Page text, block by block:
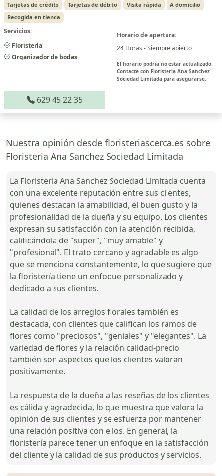
Tarjetas de crédito
Tarjetas de débito Visita rápida
A domicilio
Recogida en tienda
Servicios:
Floristería
Organizador de bodas
Horario de apertura:
24 Horas - Siempre abierto
El horario podría no estar actualizado.
Contacte con Floristeria Ana Sanchez
Sociedad Limitada para asegurarse.
629 45 22 35
Nuestra opinión desde floristeriascerca.es sobre
Floristeria Ana Sanchez Sociedad Limitada
La Floristeria Ana Sanchez Sociedad Limitada cuenta
con una excelente reputación entre sus clientes,
quienes destacan la amabilidad, el buen gusto y la
profesionalidad de la dueña y su equipo. Los clientes
expresan su satisfacción con la atención recibida,
calificándola de "super", "muy amable" y
"profesional". El trato cercano y agradable es algo
que se menciona constantemente, lo que sugiere que
la floristería tiene un enfoque personalizado y
dedicado a sus clientes.
La calidad de los arreglos florales también es
destacada, con clientes que califican los ramos de
flores como "preciosos", "geniales" y "elegantes". La
variedad de flores y la relación calidad-precio
también son aspectos que los clientes valoran
positivamente.
La respuesta de la dueña a las reseñas de los clientes
es cálida y agradecida, lo que muestra que valora la
opinión de sus clientes y se esfuerza por mantener
una relación positiva con ellos. En general, la
floristería parece tener un enfoque en la satisfacción
del cliente y la calidad de sus productos y servicios.